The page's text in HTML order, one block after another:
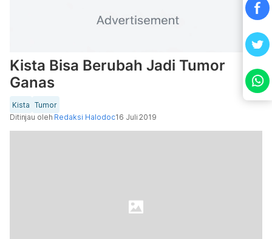
Kista Bisa Berubah Jadi Tumor
Ganas
Kista Tumor
Ditinjau oleh Redaksi Halodoc16 Juli 2019